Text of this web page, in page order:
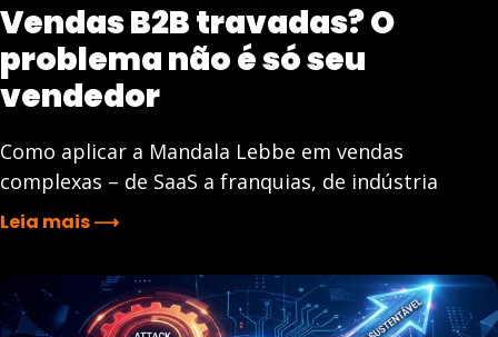
Vendas B2B travadas? O
problema não é só seu
vendedor
Como aplicar a Mandala Lebbe em vendas
complexas – de SaaS a franquias, de indústria
Leia mais ⟶